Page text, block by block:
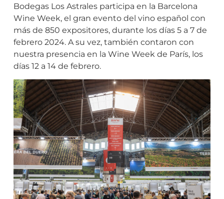
Bodegas Los Astrales participa en la Barcelona
Wine Week, el gran evento del vino español con
más de 850 expositores, durante los días 5 a 7 de
febrero 2024. A su vez, también contaron con
nuestra presencia en la Wine Week de París, los
días 12 a 14 de febrero.